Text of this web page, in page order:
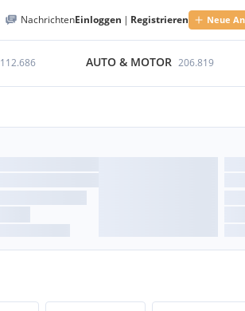
NachrichtenEinloggen | Registrieren Neue
112.686 AUTO & MOTOR 206.819